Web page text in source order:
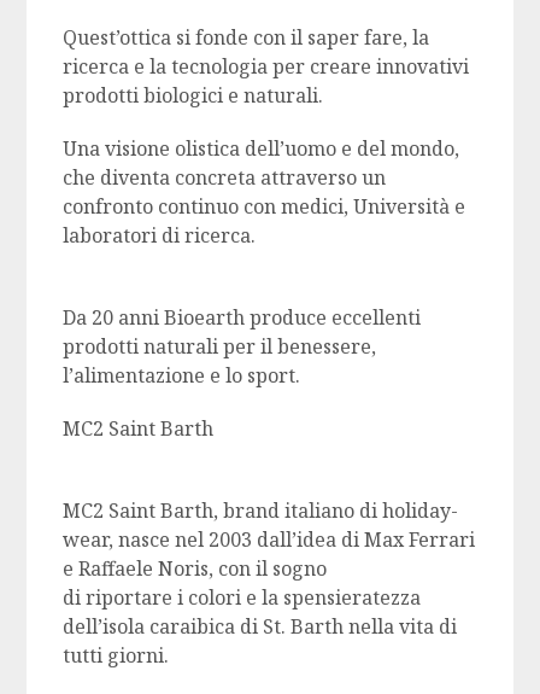
Quest’ottica si fonde con il saper fare, la
ricerca e la tecnologia per creare innovativi
prodotti biologici e naturali.
Una visione olistica dell’uomo e del mondo,
che diventa concreta attraverso un
confronto continuo con medici, Università e
laboratori di ricerca.
Da 20 anni Bioearth produce eccellenti
prodotti naturali per il benessere,
l’alimentazione e lo sport.
MC2 Saint Barth
MC2 Saint Barth, brand italiano di holiday-
wear, nasce nel 2003 dall’idea di Max Ferrari
e Raffaele Noris, con il sogno
di riportare i colori e la spensieratezza
dell’isola caraibica di St. Barth nella vita di
tutti giorni.